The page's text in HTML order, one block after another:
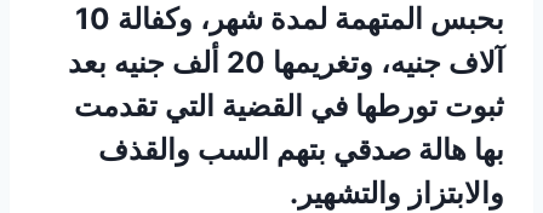
بحبس المتهمة لمدة شهر، وكفالة 10
آلاف جنيه، وتغريمها 20 ألف جنيه بعد
ثبوت تورطها في القضية التي تقدمت
بها هالة صدقي بتهم السب والقذف
والابتزاز والتشهير.